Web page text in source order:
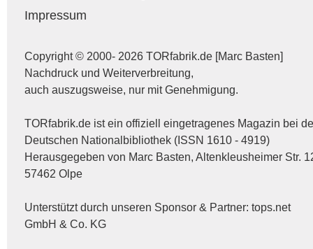
Impressum
Copyright © 2000- 2026 TORfabrik.de [Marc Basten]
Nachdruck und Weiterverbreitung,
auch auszugsweise, nur mit Genehmigung.
TORfabrik.de ist ein offiziell eingetragenes Magazin bei
Deutschen Nationalbibliothek (ISSN 1610 - 4919)
Herausgegeben von Marc Basten, Altenkleusheimer Str.
57462 Olpe
Unterstützt durch unseren Sponsor & Partner: tops.net
GmbH & Co. KG